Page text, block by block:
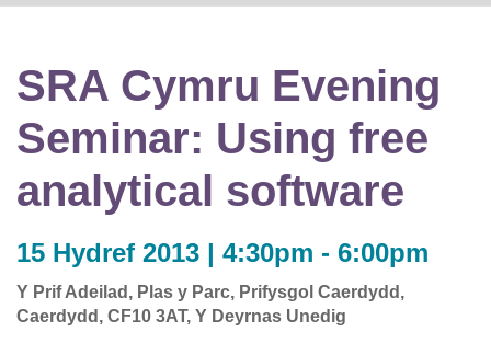
SRA Cymru Evening
Seminar: Using free
analytical software
15 Hydref 2013 | 4:30pm - 6:00pm
Y Prif Adeilad, Plas y Parc, Prifysgol Caerdydd,
Caerdydd, CF10 3AT, Y Deyrnas Unedig